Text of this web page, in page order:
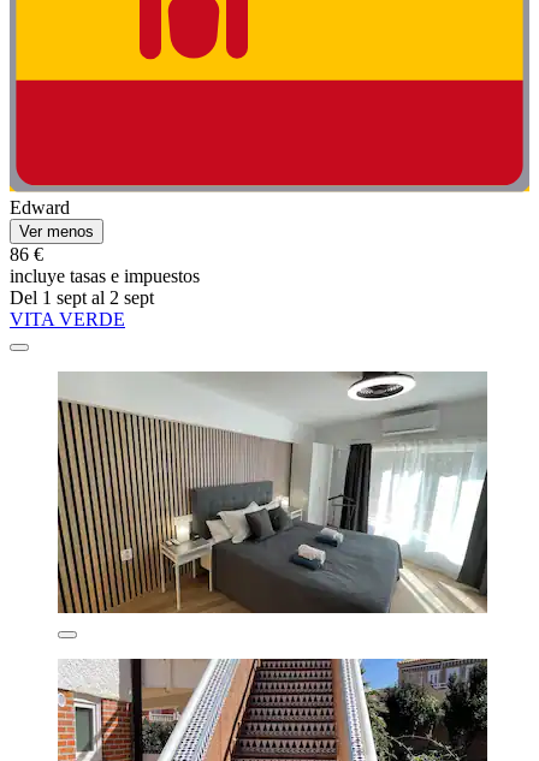
Edward
Ver menos
86 €
incluye tasas e impuestos
Del 1 sept al 2 sept
VITA VERDE